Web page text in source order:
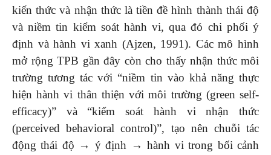
kiến thức và nhận thức là tiền đề hình thành thái độ
và niềm tin kiểm soát hành vi, qua đó chi phối ý
định và hành vi xanh (Ajzen, 1991). Các mô hình
mở rộng TPB gần đây còn cho thấy nhận thức môi
trường tương tác với “niềm tin vào khả năng thực
hiện hành vi thân thiện với môi trường (green self-
efficacy)” và “kiểm soát hành vi nhận thức
(perceived behavioral control)”, tạo nên chuỗi tác
động thái độ → ý định → hành vi trong bối cảnh